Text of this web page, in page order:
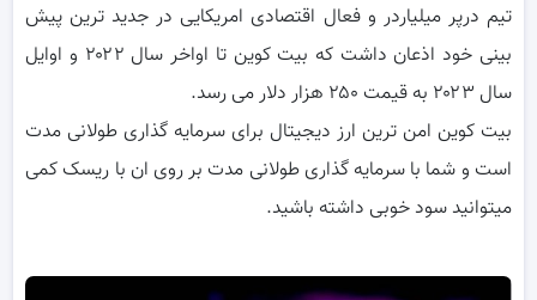
تیم درپر میلیاردر و فعال اقتصادی امریکایی در جدید ترین پیش
بینی خود اذعان داشت که بیت کوین تا اواخر سال ۲۰۲۲ و اوایل
سال ۲۰۲۳ به قیمت ۲۵۰ هزار دلار می رسد.
بیت کوین امن ترین ارز دیجیتال برای سرمایه گذاری طولانی مدت
است و شما با سرمایه گذاری طولانی مدت بر روی ان با ریسک کمی
میتوانید سود خوبی داشته باشید.